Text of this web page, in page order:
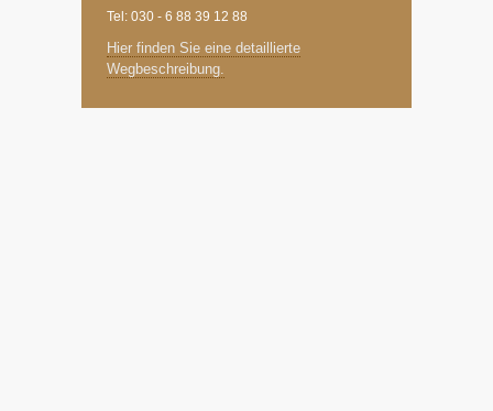
Tel: 030 - 6 88 39 12 88
Hier finden Sie eine detaillierte
Wegbeschreibung.